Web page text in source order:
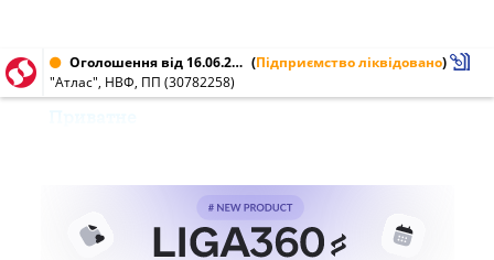
Оголошення від 16.06.2004 № 30782258 (Підприємство ліквідовано)
"Атлас", НВФ, ПП (30782258)